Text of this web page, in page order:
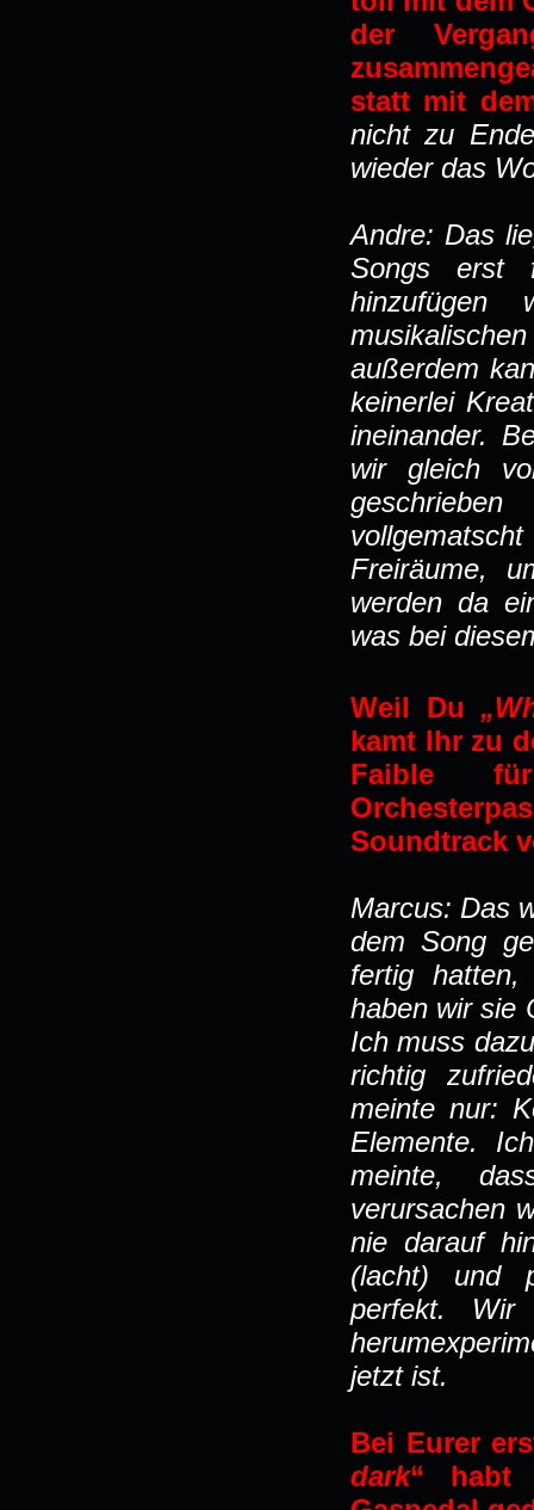
der
statt mit
nicht zu
wieder das
Andre: Das
Songs erst
außerdem
keinerlei
ineinander.
wir gleich
Freiräume,
werden da
was bei
Weil Du
kamt Ihr zu
Faible
Soundtrack
Marcus: Das
dem Song
fertig
haben wir sie
Ich muss
richtig
meinte nur:
Elemente.
meinte,
verursachen
nie darauf
(lacht) und
perfekt.
jetzt ist.
Bei Eurer
dark“ habt